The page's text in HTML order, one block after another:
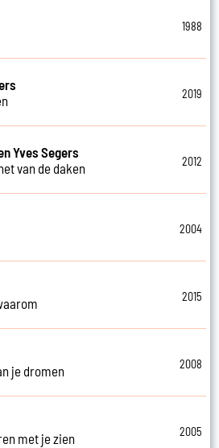
1988
2019
Yves Segers
van de daken
2012
2004
2015
je dromen
2008
met je zien
2005